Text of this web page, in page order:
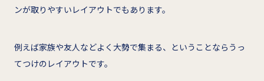
ンが取りやすいレイアウトでもあります。
例えば家族や友人などよく大勢で集まる、ということならうっ
てつけのレイアウトです。